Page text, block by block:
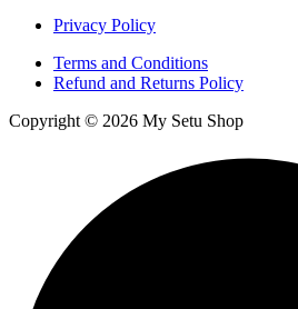
Privacy Policy
Terms and Conditions
Refund and Returns Policy
Copyright © 2026 My Setu Shop